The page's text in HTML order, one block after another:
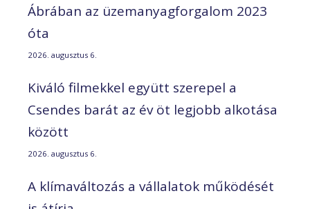
Ábrában az üzemanyagforgalom 2023
óta
2026. augusztus 6.
Kiváló filmekkel együtt szerepel a
Csendes barát az év öt legjobb alkotása
között
2026. augusztus 6.
A klímaváltozás a vállalatok működését